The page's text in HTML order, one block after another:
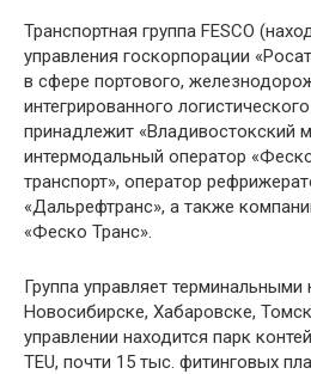
Транспортная группа FESCO
управления госкорпорации
в сфере портового,
интегрированного
принадлежит «Владивостокский
интермодальный оператор
транспорт», оператор
«Дальрефтранс», а также
«Феско Транс».
Группа управляет
Новосибирске, Хабаровске,
управлении находится парк
TEU, почти 15 тыс. фитинговых